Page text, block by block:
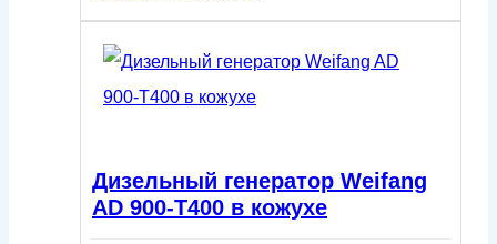
Дизельный генератор Weifang
AD 900-T400 в кожухе